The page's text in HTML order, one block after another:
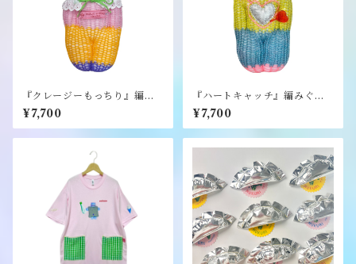
『クレージーもっちり』編み
ぐるみ《むくり》
¥7,700
『ハートキャッチ』編みぐる
み《むくり》
¥7,700